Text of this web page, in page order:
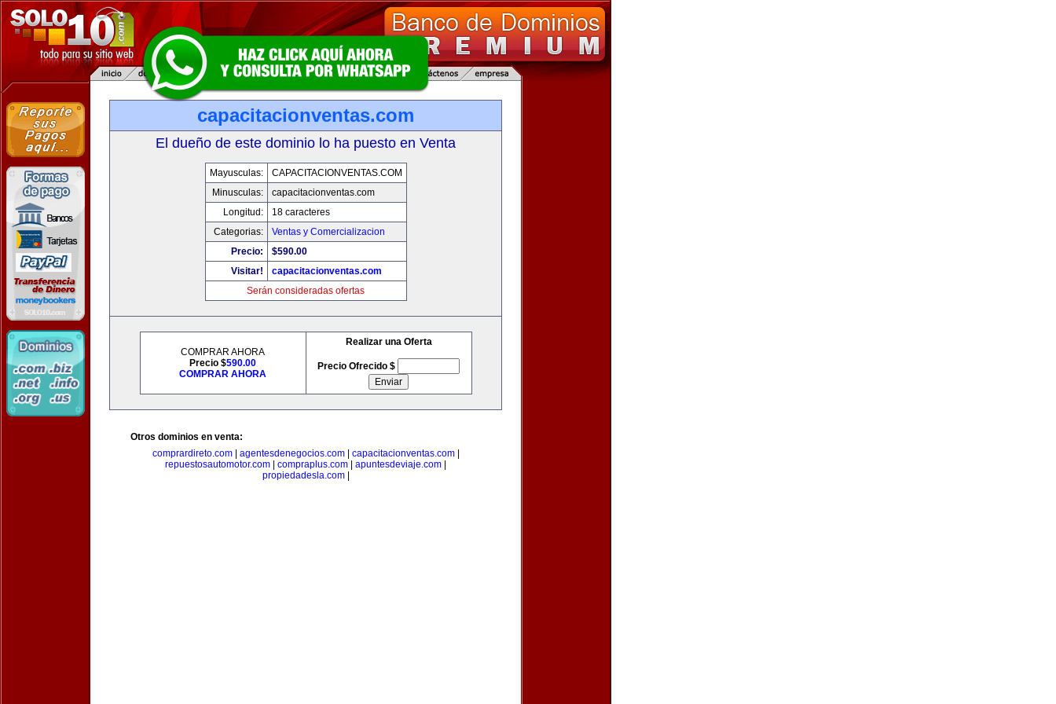
capacitacionventas.com
El dueño de este dominio lo ha puesto en Venta
Mayusculas:
CAPACITACIONVENTAS.COM
Minusculas:
capacitacionventas.com
Longitud:
18 caracteres
Categorias:
Ventas y Comercializacion
Precio:
$590.00
Visitar!
capacitacionventas.com
Serán consideradas ofertas
COMPRAR AHORA
Precio $590.00
COMPRAR AHORA
Realizar una Oferta
Precio Ofrecido $
Otros dominios en venta:
comprardireto.com| agentesdenegocios.com| capacitacionventas.com|
repuestosautomotor.com
compraplus.com apuntesdeviaje.com
propiedadesla.com|